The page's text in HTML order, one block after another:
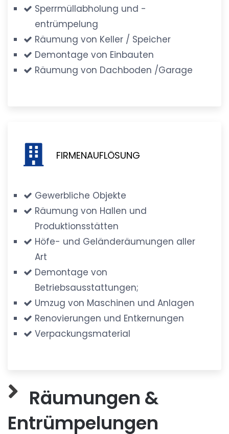
Sperrmüllabholung und -
entrümpelung
Räumung von Keller / Speicher
Demontage von Einbauten
Räumung von Dachboden /Garage
FIRMENAUFLÖSUNG
Gewerbliche Objekte
Räumung von Hallen und
Produktionsstätten
Höfe- und Geländeräumungen aller
Art
Demontage von
Betriebsausstattungen;
Umzug von Maschinen und Anlagen
Renovierungen und Entkernungen
Verpackungsmaterial
Räumungen &
Entrümpelungen